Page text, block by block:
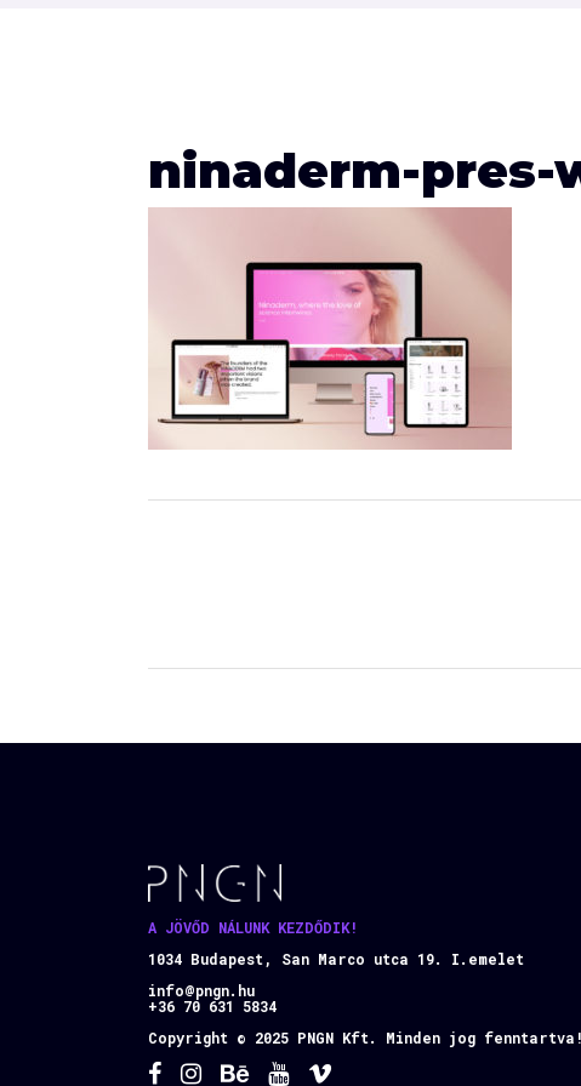
ninaderm-pres-
A JÖVŐD NÁLUNK KEZDŐDIK!
1034 Budapest, San Marco utca 19. I.emelet
info@pngn.hu
+36 70 631 5834
Copyright © 2025 PNGN Kft. Minden jog fenntartva!